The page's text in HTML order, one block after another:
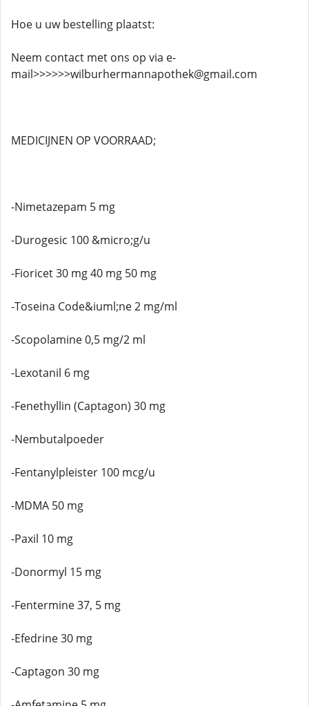
Hoe u uw bestelling plaatst:
Neem contact met ons op via e-
mail>>>>>>wilburhermannapothek@gmail.com
MEDICIJNEN OP VOORRAAD;
-Nimetazepam 5 mg
-Durogesic 100 &micro;g/u
-Fioricet 30 mg 40 mg 50 mg
-Toseina Code&iuml;ne 2 mg/ml
-Scopolamine 0,5 mg/2 ml
-Lexotanil 6 mg
-Fenethyllin (Captagon) 30 mg
-Nembutalpoeder
-Fentanylpleister 100 mcg/u
-MDMA 50 mg
-Paxil 10 mg
-Donormyl 15 mg
-Fentermine 37, 5 mg
-Efedrine 30 mg
-Captagon 30 mg